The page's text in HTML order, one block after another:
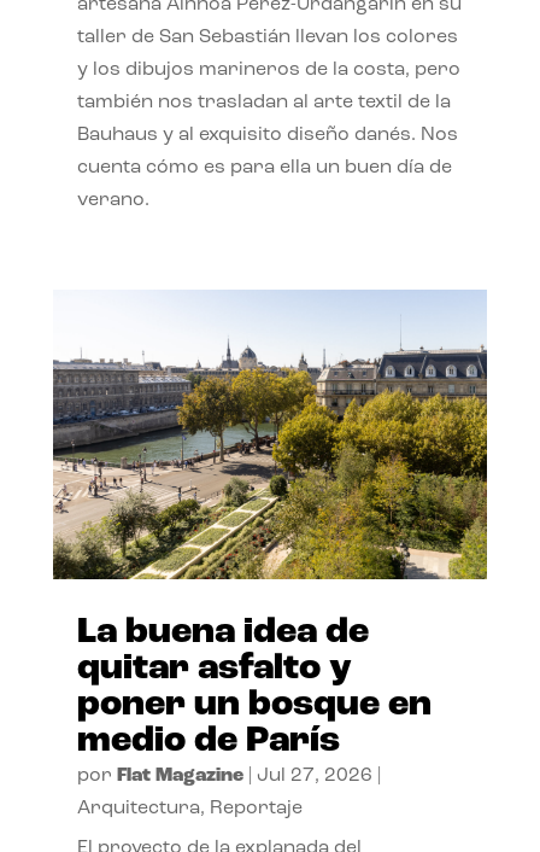
artesana Ainhoa Pérez-Urdangarín en su
taller de San Sebastián llevan los colores
y los dibujos marineros de la costa, pero
también nos trasladan al arte textil de la
Bauhaus y al exquisito diseño danés. Nos
cuenta cómo es para ella un buen día de
verano.
La buena idea de
quitar asfalto y
poner un bosque en
medio de París
por Flat Magazine| Jul 27, 2026
Arquitectura, Reportaje
El proyecto de la explanada del